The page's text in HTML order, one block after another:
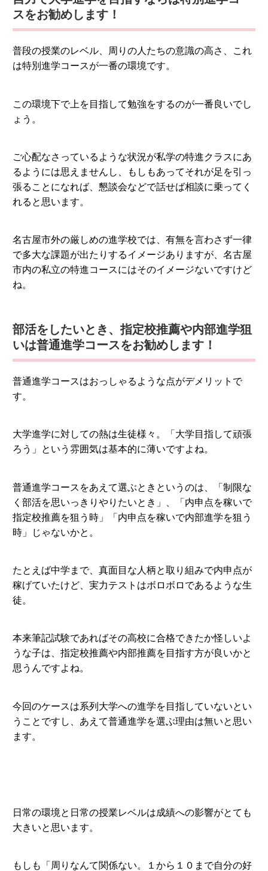
スをお勧めします！
普段の授業のレベル、周りの人たちの意識の高さ、これ
は特別進学コースが一番の環境です。
この環境下で上を目指して勉強をするのが一番良いでし
ょう。
ご心配なさっているような状況が私学の特進クラスにあ
るようには思えませんし、もしもあってそれが足を引っ
張ることになれば、懇談会などで話せば相談に乗ってく
れると思います。
名古屋市外の厳しめの進学校では、有無を言わさず一律
で多大な課題が出たりするイメージありますが、名古屋
市内の私立の特進コースにはそのイメージないですけど
ね。
部活をしたいとき、指定校推薦や内部進学狙
いは普通進学コースをお勧めします！
普通進学コースはおっしゃるような点がデメリットで
す。
大学進学に対しての熱は生徒様々。「大学目指して頑張
ろう」という雰囲気は基本的に薄いですよね。
普通進学コースをあえて選ぶときというのは、「制限な
く部活を思いっきりやりたいとき」、「内申点を稼いで
指定校推薦を狙う時」「内申点を稼いで内部進学を狙う
時」じゃないかと。
たとえば中学まで、真面目な人柄と取り組みで内申点が
稼げていたけど、実力テストはボロボロであるような生
徒。
本来筆記試験であればその高校に合格できたか怪しいよ
うな子は、指定校推薦や内部推薦を目指す方が良いかと
思うんですよね。
今回のケースは系列大学への進学を目指していないとい
うことですし、あえて普通進学を選ぶ理由は無いと思い
ます。
日常の環境と日常の授業レベルは成績への影響がとても
大きいと思います。
もしも「周りなんて関係ない。１から１０まで自分の好